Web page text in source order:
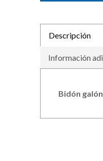
Descripción
Información
Bidón galón